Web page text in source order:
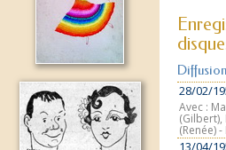
28/02/
Avec :
(Gilbert),
(Renée)
13/04/